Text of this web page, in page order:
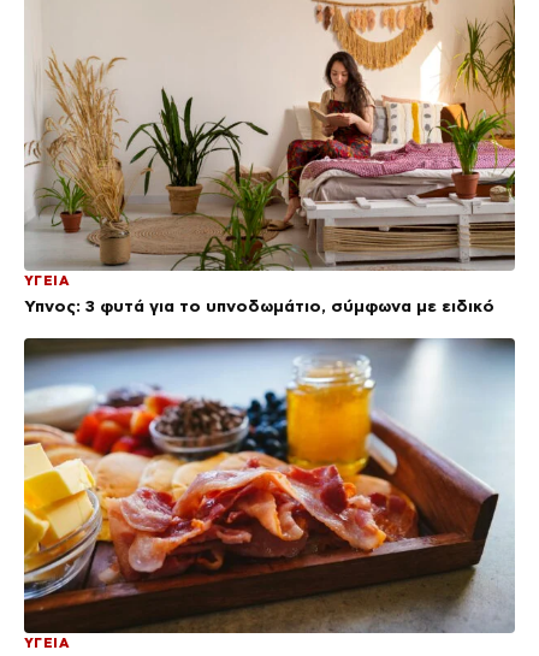
ΥΓΕΙΑ
Ύπνος: 3 φυτά για το υπνοδωμάτιο, σύμφωνα με ειδικό
ΥΓΕΙΑ